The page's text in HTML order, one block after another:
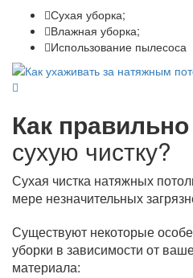
Сухая уборка;
Влажная уборка;
Использование пылесоса
Как правильно
сухую чистку?
Сухая чистка натяжных
мере незначительных
Существуют некоторые
уборки в зависимости от
материала: